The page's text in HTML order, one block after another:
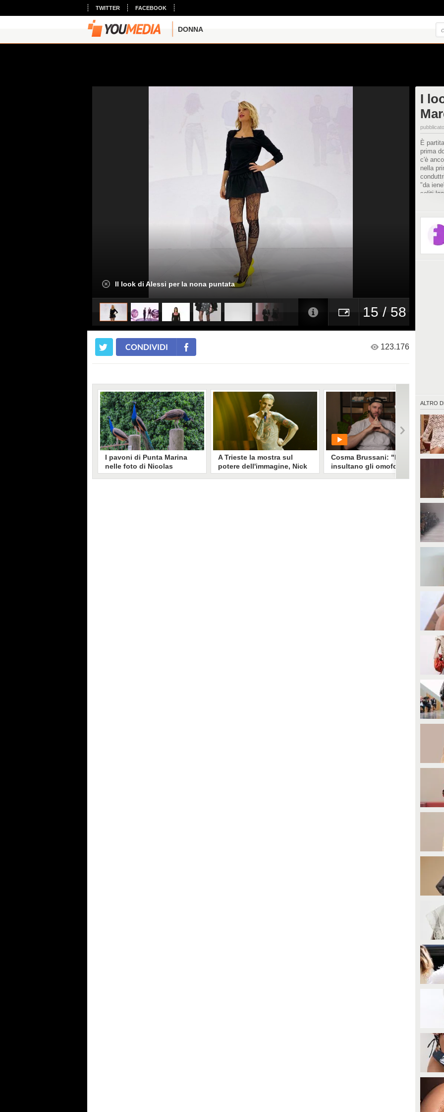
TWITTER FACEBOOK
DONNA
Il look di Alessi per la nona puntata
15 / 58
I
È
prima
c'è
nella
"da
soliti
ALTRO DI
CONDIVIDI 123.176
I pavoni di Punta Marina
nelle foto di Nicolas
Brunetti: "La convivenza è
A Trieste la mostra sul
potere dell'immagine, Nick
Cerioni: "Un look funziona
Cosma Brussani: "Mi
insultano gli omofobi e gli
insicuri, all’inizio